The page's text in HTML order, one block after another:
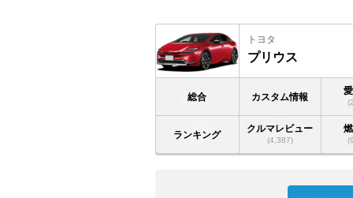
トヨタ
プリウス
総合 カスタム情報
ランキング
クルマレビュー
(4,387)